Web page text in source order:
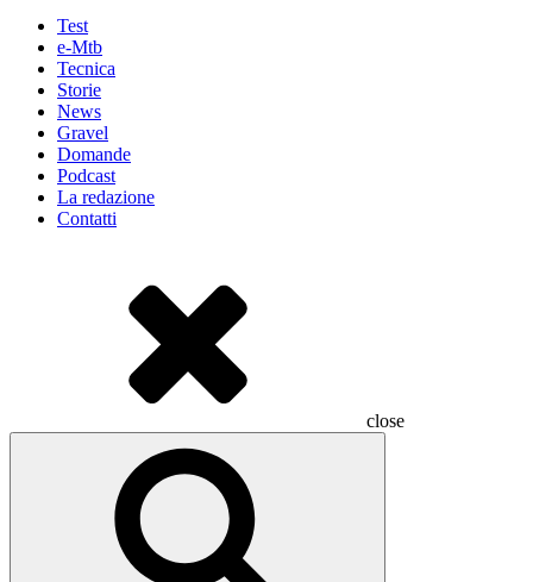
Test
e-Mtb
Tecnica
Storie
News
Gravel
Domande
Podcast
La redazione
Contatti
close